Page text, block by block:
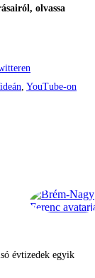
olvassa
, YouTube-on
évtizedek egyik